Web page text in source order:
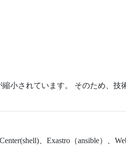
小されています。 そのため、技
、Exastro（ansible）、